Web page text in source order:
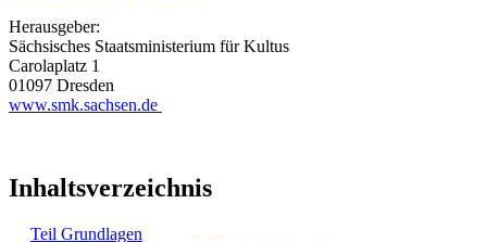
Herausgeber:
Sächsisches Staatsministerium für Kultus
Carolaplatz 1
01097 Dresden
www.smk.sachsen.de
Inhaltsverzeichnis
Teil Grundlagen